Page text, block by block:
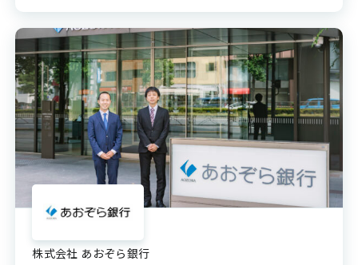
株式会社 あおぞら銀行